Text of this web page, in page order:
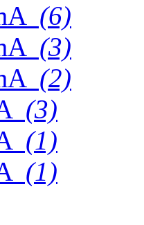
(6)
(3)
(2)
(3)
(1)
(1)